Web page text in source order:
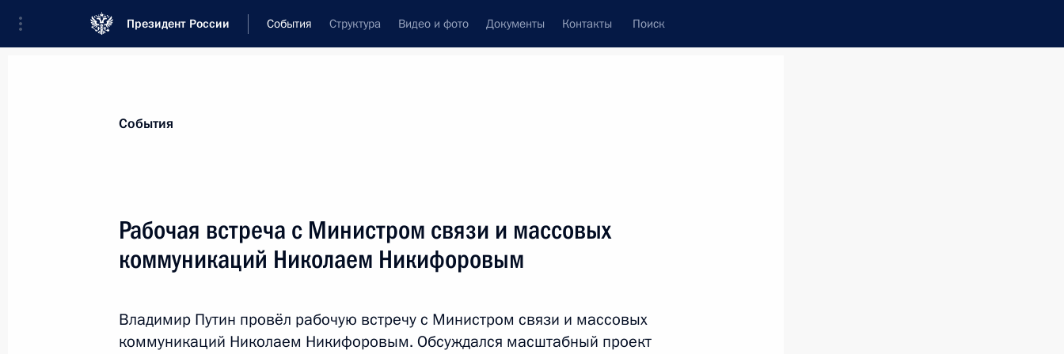
Президент России События Структура Видео и фото Документы Контакты Поиск
Новости
Владимир Путин посетит Сербию
События
Рабочая встреча с Министром связи и массовых
коммуникаций Николаем Никифоровым
Владимир Путин провёл рабочую встречу с Министром связи и массовых
коммуникаций Николаем Никифоровым. Обсуждался масштабный проект